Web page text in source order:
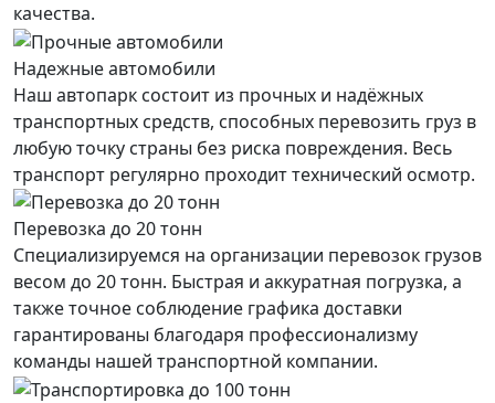
качества.
Надежные автомобили
Наш автопарк состоит из прочных и надёжных
транспортных средств, способных перевозить груз в
любую точку страны без риска повреждения. Весь
транспорт регулярно проходит технический осмотр.
Перевозка до 20 тонн
Специализируемся на организации перевозок грузов
весом до 20 тонн. Быстрая и аккуратная погрузка, а
также точное соблюдение графика доставки
гарантированы благодаря профессионализму
команды нашей транспортной компании.